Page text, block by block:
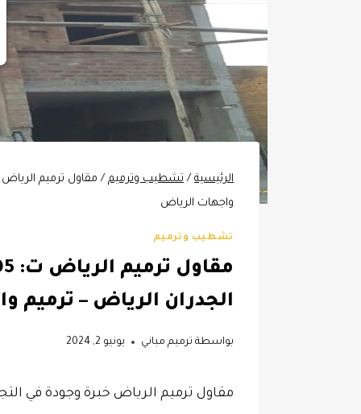
الرئيسية / تشطيب وترميم /
واجهات الرياض
تشطيب وترميم
الجدران الرياض – ترميم
بواسطة ترميم مباني يونيو 2, 2024
مقاول ترميم الرياض خبرة وجودة في